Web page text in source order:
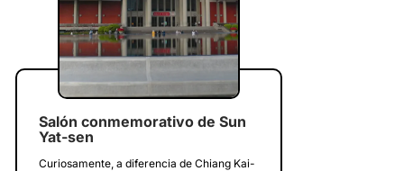
Salón conmemorativo de Sun
Yat-sen
Curiosamente, a diferencia de Chiang Kai-